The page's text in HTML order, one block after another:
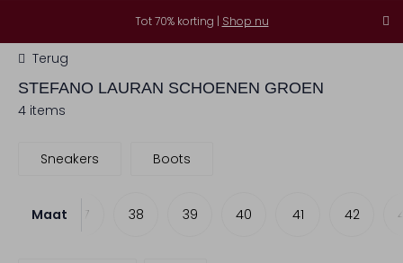
Tot 70% korting | Shop nu
Terug
STEFANO LAURAN SCHOENEN GROEN
4 items
Sneakers Boots
Maat
36 37 38 39 40 41 42